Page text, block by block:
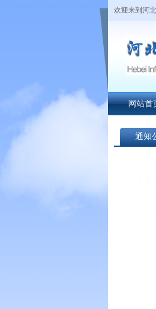
欢迎来到河
网站首
通知